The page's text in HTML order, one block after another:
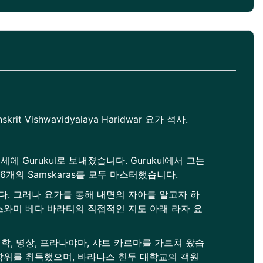
Vishwavidyalaya Haridwar 요가 석사.
에 Gurukul로 보내졌습니다. Gurukul에서 그는
의 Samskaras를 모두 마스터했습니다.
. 그러나 요가를 통해 내면의 자아를 알고자 하
미 베다 바라티의 직접적인 지도 아래 라자 요
, 명상, 프라나야마, 샤트 카르마를 가르쳐 왔습
를 취득했으며, 바라나스 힌두 대학교의 객원